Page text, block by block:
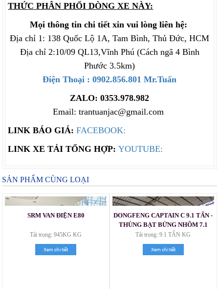
THỨC PHÂN PHỐI DÒNG XE NÀY:
Mọi thông tin chi tiết xin vui lòng liên hệ:
Địa chỉ 1: 138 Quốc Lộ 1A, Tam Bình, Thủ Đức, HCM
Địa chỉ 2:10/09 QL13,Vĩnh Phú (Cách ngã 4 Bình
Phước 3.5km)
Điện Thoại : 0902.856.801 Mr.Tuấn
ZALO: 0353.978.982
Email: trantuanjac@gmail.com
LINK BÁO GIÁ: FACEBOOK:
LINK XE TẢI TỔNG HỢP: YOUTUBE:
SẢN PHẨM CÙNG LOẠI
SRM VAN ĐIỆN E80
Tải trọng: 945KG KG
Xem chi tiết
DONGFENG CAPTAIN C 9.1 TẤN -
THÙNG BẠT BỬNG NHÔM 7.1
MÉT
Tải trọng: 9.1 TẤN KG
Xem chi tiết